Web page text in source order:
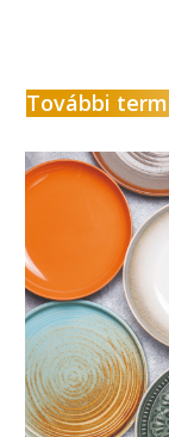
További